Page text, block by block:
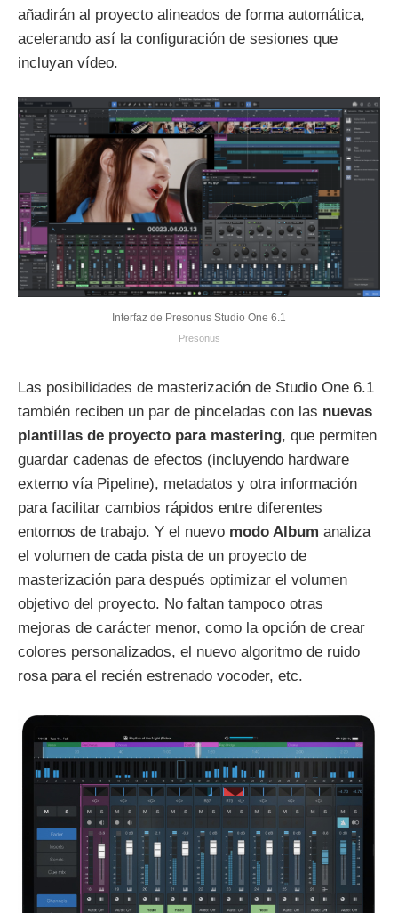
añadirán al proyecto alineados de forma automática,
acelerando así la configuración de sesiones que
incluyan vídeo.
Interfaz de Presonus Studio One 6.1
Presonus
Las posibilidades de masterización de Studio One 6.1
también reciben un par de pinceladas con las nuevas
plantillas de proyecto para mastering, que permiten
guardar cadenas de efectos (incluyendo hardware
externo vía Pipeline), metadatos y otra información
para facilitar cambios rápidos entre diferentes
entornos de trabajo. Y el nuevo modo Album analiza
el volumen de cada pista de un proyecto de
masterización para después optimizar el volumen
objetivo del proyecto. No faltan tampoco otras
mejoras de carácter menor, como la opción de crear
colores personalizados, el nuevo algoritmo de ruido
rosa para el recién estrenado vocoder, etc.